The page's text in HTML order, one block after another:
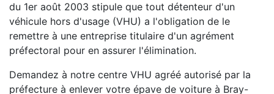
du 1er août 2003 stipule que tout détenteur d'un
véhicule hors d'usage (VHU) a l'obligation de le
remettre à une entreprise titulaire d'un agrément
préfectoral pour en assurer l'élimination.
Demandez à notre centre VHU agréé autorisé par la
préfecture à enlever votre épave de voiture à Bray-